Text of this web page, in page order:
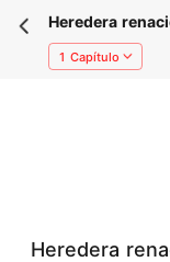
Heredera
venganza del
1 Capítulo
Heredera